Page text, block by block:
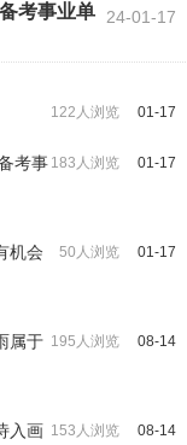
24-01-17
考事业单
01-17
122人浏览
01-17
183人浏览
考事
01-17
50人浏览
机会
08-14
195人浏览
属于
08-14
153人浏览
入画